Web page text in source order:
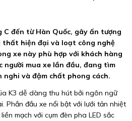
C đến từ Hàn Quốc, gây ấn tượng
hiện đại và loạt công nghệ
xe này phù hợp với khách hàng
người mua xe lần đầu, đang tìm
nghi và đậm chất phong cách.
K3 dễ dàng thu hút bởi ngôn ngữ
Phần đầu xe nổi bật với lưới tản nhiệt
mạch với cụm đèn pha LED sắc